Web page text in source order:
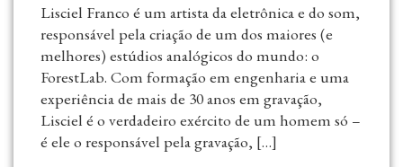
Lisciel Franco é um artista da eletrônica e do som,
responsável pela criação de um dos maiores (e
melhores) estúdios analógicos do mundo: o
ForestLab. Com formação em engenharia e uma
experiência de mais de 30 anos em gravação,
Lisciel é o verdadeiro exército de um homem só –
é ele o responsável pela gravação, […]